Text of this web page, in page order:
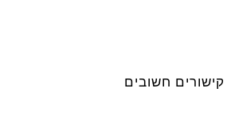
קישורים חשובים